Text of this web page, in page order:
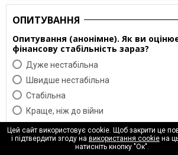
ОПИТУВАННЯ
Опитування (анонімне). Як ви
фінансову стабільність зараз?
Дуже нестабільна
Швидше нестабільна
Cтабільна
Краще, ніж до війни
ГОЛОСОВАТЬ
Цей сайт використовує cookie. Щоб закрити це
і підтвердити згоду на використання cookieна
натисніть кнопку "Ок".